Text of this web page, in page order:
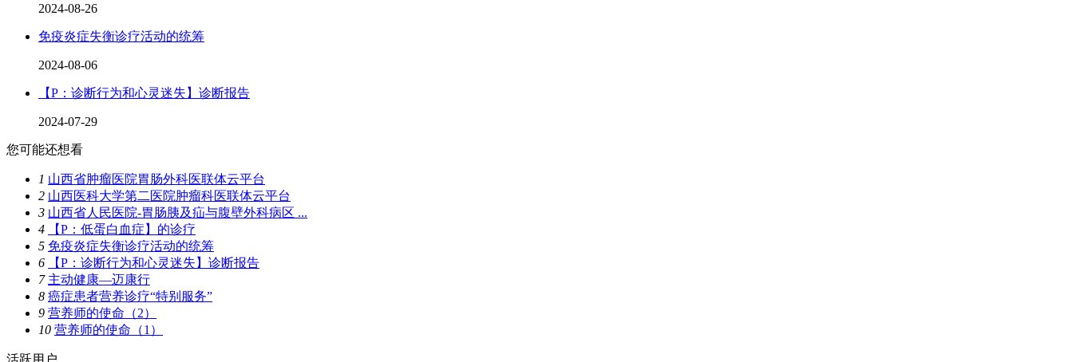
2024-08-26
免疫炎症失衡诊疗活动的统筹
2024-08-06
【P：诊断行为和心灵迷失】诊断报告
2024-07-29
您可能还想看
1 山西省肿瘤医院胃肠外科医联体云平台
2 山西医科大学第二医院肿瘤科医联体云平台
3 山西省人民医院-胃肠胰及疝与腹壁外科病区 ...
4
【P：低蛋白血症】的诊疗
5 免疫炎症失衡诊疗活动的统筹
6
【P：诊断行为和心灵迷失】诊断报告
7 主动健康—迈康行
8 癌症患者营养诊疗“特别服务”
9 营养师的使命（2）
10 营养师的使命（1）
活跃用户